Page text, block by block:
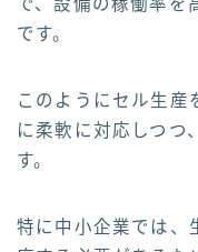
です。
このようにセル生産
に柔軟に対応しつつ
す。
特に中小企業では、